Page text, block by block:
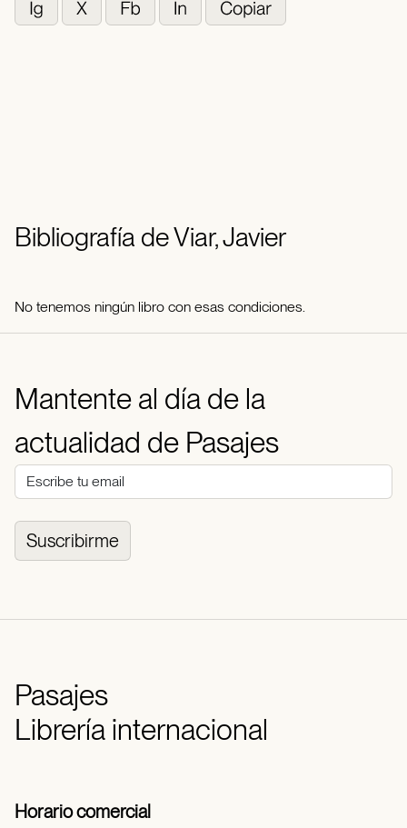
Bibliografía de Viar, Javier
No tenemos ningún libro con esas condiciones.
Mantente al día de la
actualidad de Pasajes
Suscribirme
Pasajes
Librería internacional
Horario comercial